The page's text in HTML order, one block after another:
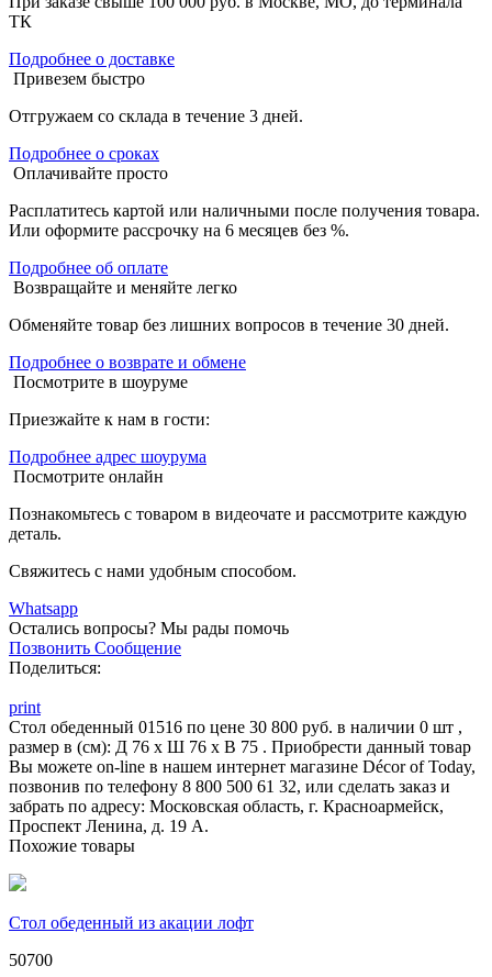
ТК
Подробнее о доставке
Привезем быстро
Отгружаем со склада в течение 3 дней.
Подробнее о сроках
Оплачивайте просто
Расплатитесь картой или наличными после получения товара.
Или оформите рассрочку на 6 месяцев без %.
Подробнее об оплате
Возвращайте и меняйте легко
Обменяйте товар без лишних вопросов в течение 30 дней.
Подробнее о возврате и обмене
Посмотрите в шоуруме
Приезжайте к нам в гости:
Подробнее адрес шоурума
Посмотрите онлайн
Познакомьтесь с товаром в видеочате и рассмотрите каждую
деталь.
Свяжитесь с нами удобным способом.
Whatsapp
Остались вопросы? Мы рады помочь
Позвонить Сообщение
Поделиться:
print
Стол обеденный 01516 по цене 30 800 руб. в наличии 0 шт ,
размер в (см): Д 76 x Ш 76 x В 75 . Приобрести данный товар
Вы можете on-line в нашем интернет магазине Décor of Today,
позвонив по телефону 8 800 500 61 32, или сделать заказ и
забрать по адресу: Московская область, г. Красноармейск,
Проспект Ленина, д. 19 А.
Похожие товары
Стол обеденный из акации лофт
50700